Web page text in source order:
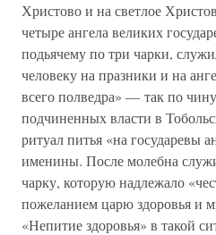
Христово и на светлое
четыре ангела великих
подьячему по три чарки,
человеку на празники и на
всего полведра» — так по
подчиненных власти в
ритуал питья «на государевы
именины. После молебна
чарку, которую надлежало
пожеланием царю здоровья и
«Непитие здоровья» в такой